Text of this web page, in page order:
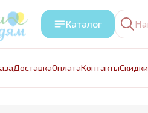
Каталог
ДоставкаОплатаКонтактыCкидки